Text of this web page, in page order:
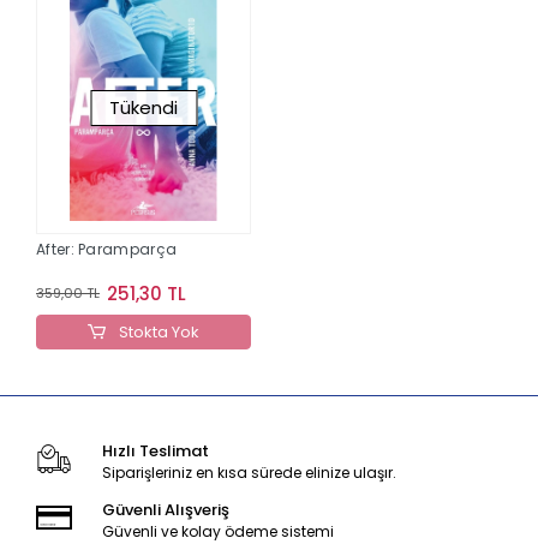
Tükendi
After: Paramparça
359,00 TL 251,30 TL
Stokta Yok
Hızlı Teslimat
Siparişleriniz en kısa sürede elinize ulaşır.
Güvenli Alışveriş
Güvenli ve kolay ödeme sistemi